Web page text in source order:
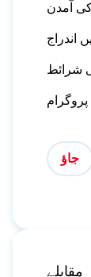
کی آمدن
اندراج
شرائط
جاؤ
مقابلے